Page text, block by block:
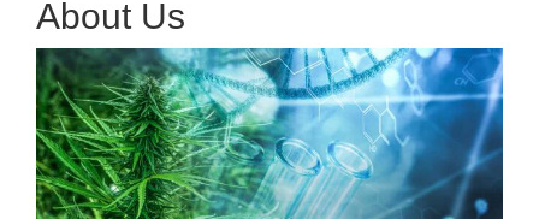
About Us